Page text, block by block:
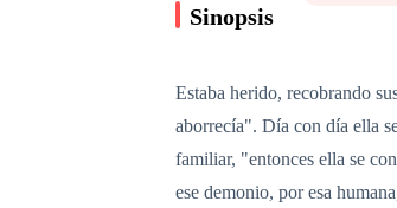
Sinopsis
Estaba herido, recobrando
aborrecía". Día con día ella
familiar, "entonces ella se
ese demonio, por esa